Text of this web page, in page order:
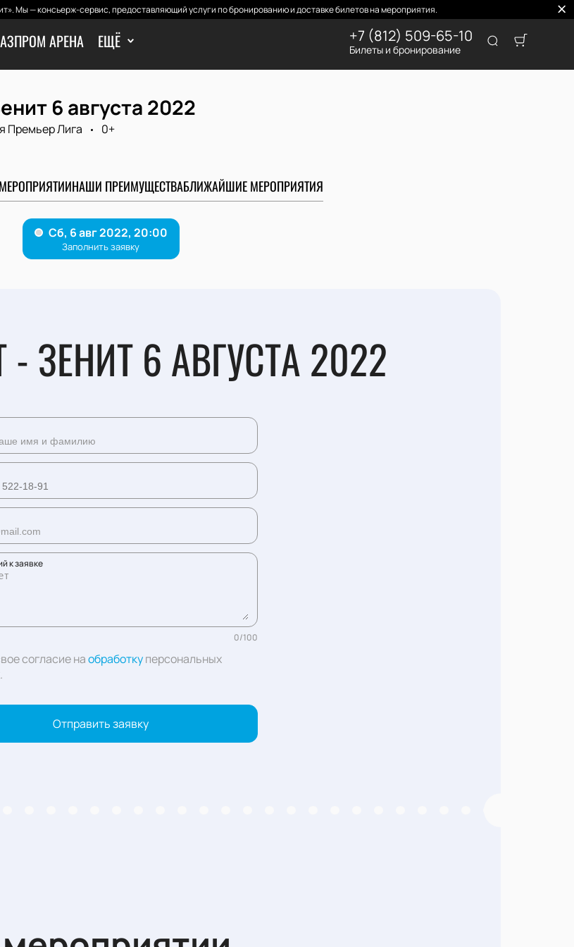
Мы — консьерж-сервис, предоставляющий услуги по бронированию и доставке билетов на мероприятия.
АРЕНА ЕЩЁ +7 (812) 509-65-10
Билеты и бронирование
6 августа 2022
Премьер Лига
0+
НАШИ ПРЕИМУЩЕСТВАБЛИЖАЙШИЕ МЕРОПРИЯТИЯ
ЗЕНИТ 6 АВГУСТА 2022
к заявке
0/100
согласие наобработкуперсональных
.
Отправить заявку